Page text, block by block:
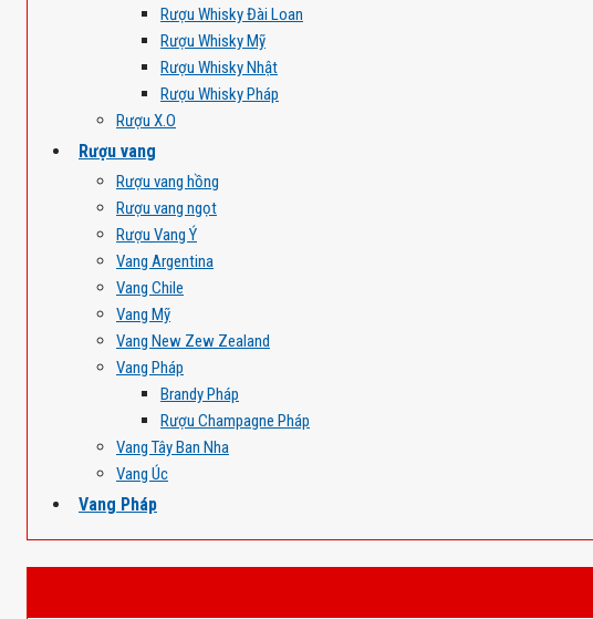
Rượu Whisky Đài Loan
Rượu Whisky Mỹ
Rượu Whisky Nhật
Rượu Whisky Pháp
Rượu X.O
Rượu vang
Rượu vang hồng
Rượu vang ngọt
Rượu Vang Ý
Vang Argentina
Vang Chile
Vang Mỹ
Vang New Zew Zealand
Vang Pháp
Brandy Pháp
Rượu Champagne Pháp
Vang Tây Ban Nha
Vang Úc
Vang Pháp